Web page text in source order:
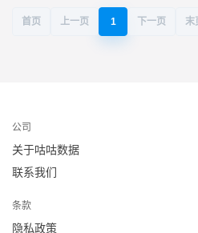
首页 上一页 1 下一页 末
公司
关于咕咕数据
联系我们
条款
隐私政策